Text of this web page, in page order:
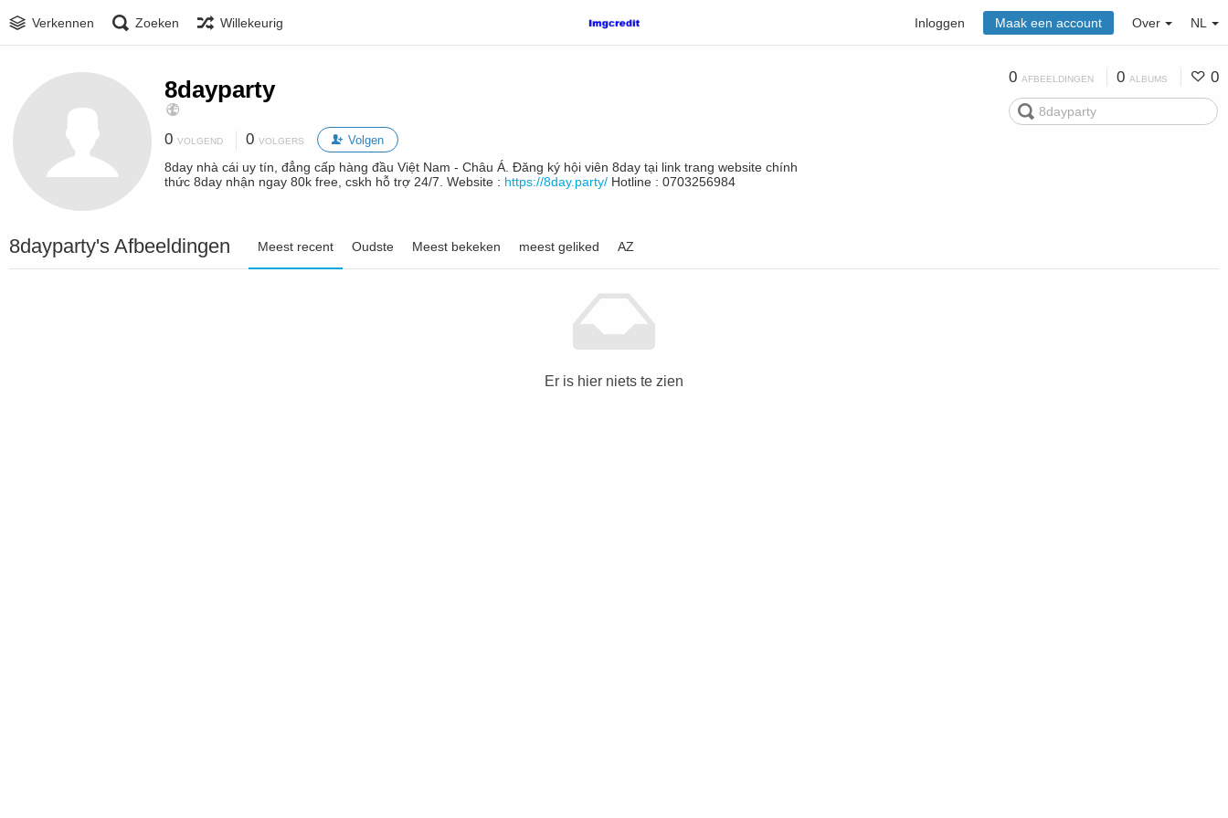
Verkennen Zoeken Willekeurig Inloggen Maak een account Over NL
8dayparty
0 VOLGEND 0 VOLGERS Volgen
8day nhà cái uy tín, đẳng cấp hàng đầu Việt Nam - Châu Á. Đăng ký hội viên 8day tại link trang website chính
thức 8day nhận ngay 80k free, cskh hỗ trợ 24/7. Website : https://8day.party/ Hotline : 0703256984
0 AFBEELDINGEN 0 ALBUMS 0
8dayparty's Afbeeldingen Meest recent Oudste Meest bekeken meest geliked AZ
Er is hier niets te zien